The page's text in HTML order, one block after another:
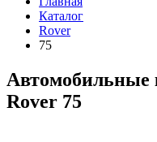
Каталог
Rover
75
Автомобильные
Rover 75